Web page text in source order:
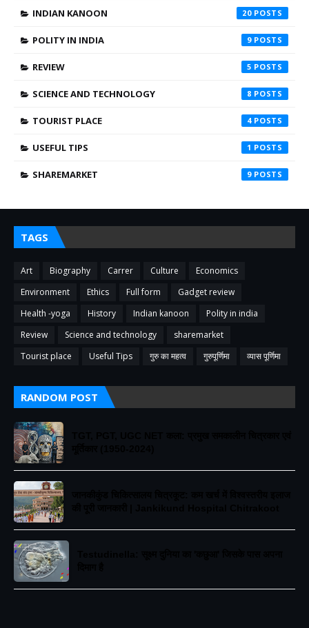
INDIAN KANOON 20
POLITY IN INDIA 9
REVIEW 5
SCIENCE AND TECHNOLOGY 8
TOURIST PLACE 4
USEFUL TIPS 1
SHAREMARKET 9
TAGS
Art Biography Carrer Culture
Economics
Environment
Ethics Full form
Gadget review
Health -yoga
History Indian kanoon
Polity in india
Review
Science and technology
sharemarket
Tourist place
Useful Tips गुरु का महत्व गुरुपूर्णिमा व्यास पूर्णिमा
RANDOM POST